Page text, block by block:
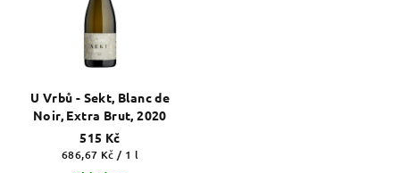
U Vrbů - Sekt, Blanc de
Noir, Extra Brut, 2020
515 Kč
Měrná
686,67 Kč / 1 l